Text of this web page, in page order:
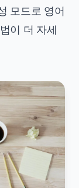
모드로 영어
이 더 자세